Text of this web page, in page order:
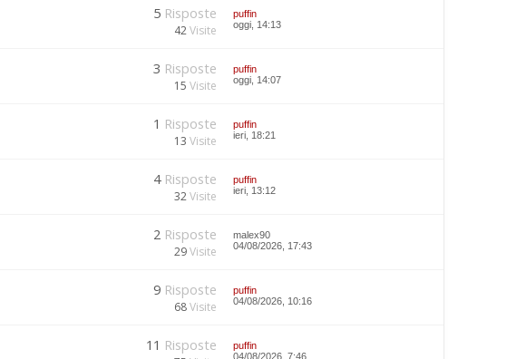
5 Risposte
42Visite
puffin
oggi, 14:13
3 Risposte
15 Visite
puffin
oggi, 14:07
1 Risposte
13 Visite
puffin
ieri, 18:21
4 Risposte
32Visite
puffin
ieri, 13:12
2 Risposte
29Visite
malex90
04/08/2026, 17:43
9 Risposte
68Visite
puffin
04/08/2026, 10:16
11 Risposte
puffin
04/08/2026, 7:46